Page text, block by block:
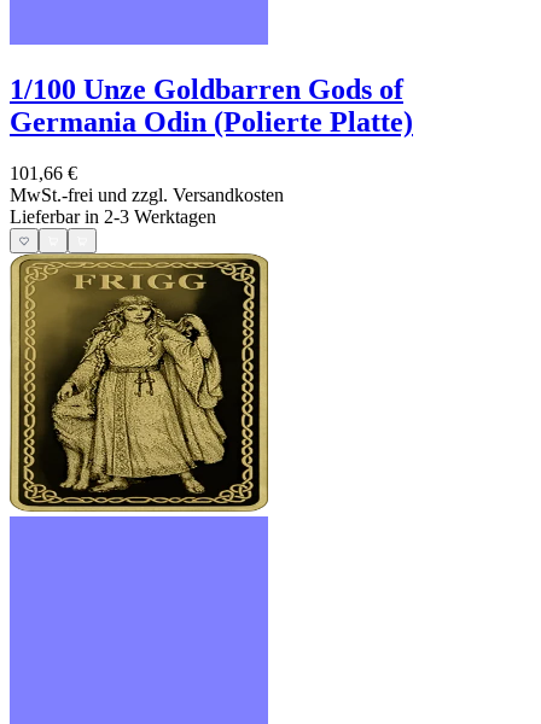
1/100 Unze Goldbarren Gods of
Germania Odin (Polierte Platte)
101,66 €
MwSt.-frei und zzgl. Versandkosten
Lieferbar in 2-3 Werktagen